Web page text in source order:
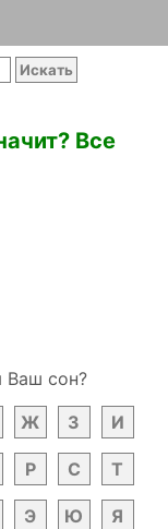
Все
Ваш сон?
Ж З И
Р С Т
Э Ю Я